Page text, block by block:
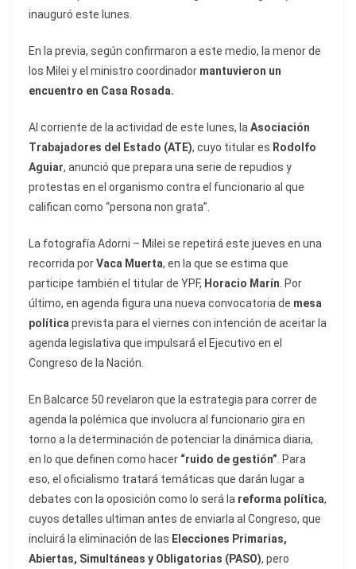
inauguró este lunes.
En la previa, según confirmaron a este medio, la menor de
los Milei y el ministro coordinador mantuvieron un
encuentro en Casa Rosada.
Al corriente de la actividad de este lunes, laAsociación
Trabajadores del Estado (ATE), cuyo titular es Rodolfo
Aguiar, anunció que prepara una serie de repudios y
protestas en el organismo contra el funcionario al que
califican como “persona non grata”.
La fotografía Adorni – Milei se repetirá este jueves en una
recorrida porVaca Muerta, en la que se estima que
participe también el titular de YPF, Horacio Marín. Por
último, en agenda figura una nueva convocatoria de mesa
políticaprevista para el viernes con intención de aceitar la
agenda legislativa que impulsará el Ejecutivo en el
Congreso de la Nación.
En Balcarce 50 revelaron que la estrategia para correr de
agenda la polémica que involucra al funcionario gira en
torno a la determinación de potenciar la dinámica diaria,
en lo que definen como hacer “ruido de gestión”. Para
eso, el oficialismo tratará temáticas que darán lugar a
debates con la oposición como lo será la reforma política,
cuyos detalles ultiman antes de enviarla al Congreso, que
incluirá la eliminación de las Elecciones Primarias,
Abiertas, Simultáneas y Obligatorias (PASO), pero